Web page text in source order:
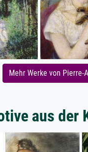
Mehr Werke von
aus der